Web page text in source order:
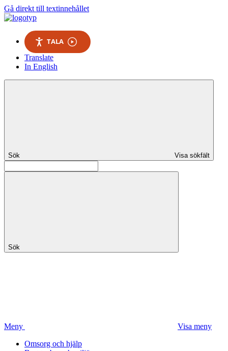
Gå direkt till textinnehållet
TALA
Translate
In English
Sök Visa sökfält
Sök
Meny
Visa meny
Omsorg och hjälp